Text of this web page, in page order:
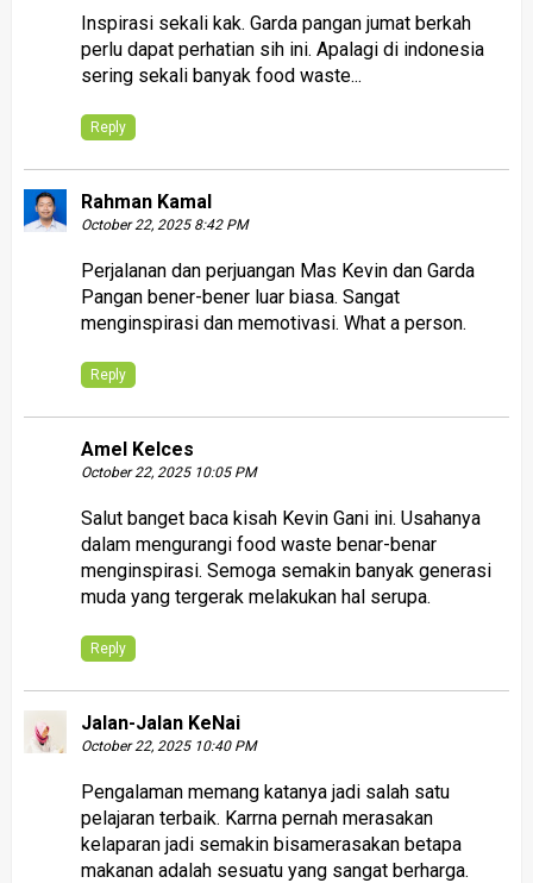
Inspirasi sekali kak. Garda pangan jumat berkah
perlu dapat perhatian sih ini. Apalagi di indonesia
sering sekali banyak food waste...
Reply
Rahman Kamal
October 22, 2025 8:42 PM
Perjalanan dan perjuangan Mas Kevin dan Garda
Pangan bener-bener luar biasa. Sangat
menginspirasi dan memotivasi. What a person.
Reply
Amel Kelces
October 22, 2025 10:05 PM
Salut banget baca kisah Kevin Gani ini. Usahanya
dalam mengurangi food waste benar-benar
menginspirasi. Semoga semakin banyak generasi
muda yang tergerak melakukan hal serupa.
Reply
Jalan-Jalan KeNai
October 22, 2025 10:40 PM
Pengalaman memang katanya jadi salah satu
pelajaran terbaik. Karrna pernah merasakan
kelaparan jadi semakin bisamerasakan betapa
makanan adalah sesuatu yang sangat berharga.